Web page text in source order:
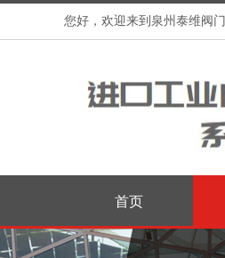
您好，欢迎来到泉州泰维阀
首页